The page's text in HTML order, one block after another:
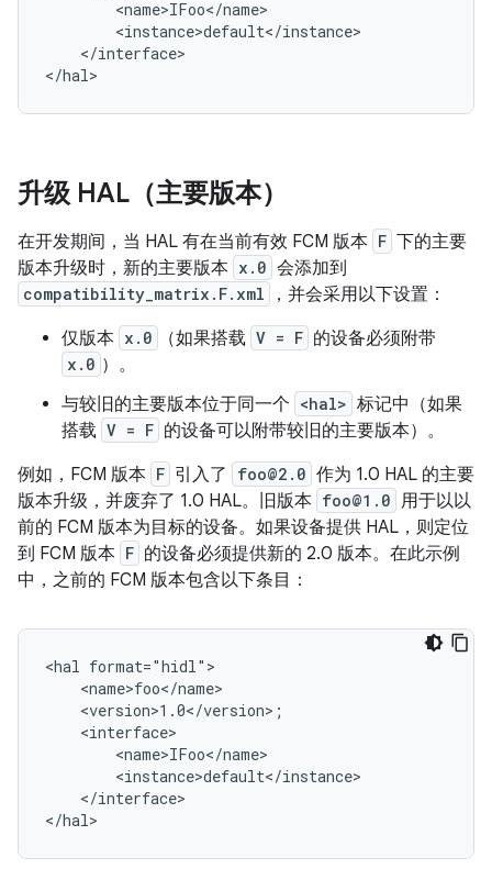
        <name>IFoo</name>
        <instance>default</instance>
    </interface>
升级 HAL（主要版本）
在开发期间，当 HAL 有在当前有效 FCM 版本 F 下的主要
版本升级时，新的主要版本 x.0 会添加到
compatibility_matrix.F.xml
，并会采用以下设置：
仅版本 x.0 （如果搭载 V = F 的设备必须附带
x.0 ）。
与较旧的主要版本位于同一个 <hal> 标记中（如果
搭载 V = F 的设备可以附带较旧的主要版本）。
例如，FCM 版本 F 引入了 foo@2.0 作为 1.0 HAL 的主要
版本升级，并废弃了 1.0 HAL。旧版本 foo@1.0 用于以以
前的 FCM 版本为目标的设备。如果设备提供 HAL，则定位
到 FCM 版本 F 的设备必须提供新的 2.0 版本。在此示例
中，之前的 FCM 版本包含以下条目：
<hal format="hidl">
    <name>foo</name>
    <version>1.0</version>;
    <interface>
        <name>IFoo</name>
        <instance>default</instance>
    </interface>